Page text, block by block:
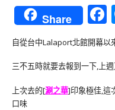
Share
自從台中Lalaport北館開幕以
三不五時就要去報到一下,上
上次去的[涮之華]印象極佳,這
口味